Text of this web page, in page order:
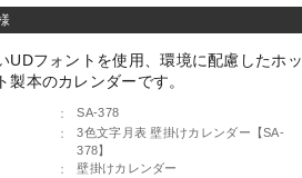
UDフォントを使用、環境に配慮したホッ
製本のカレンダーです。
： SA-378
：
3色文字月表 壁掛けカレンダー【SA-
378】
： 壁掛けカレンダー